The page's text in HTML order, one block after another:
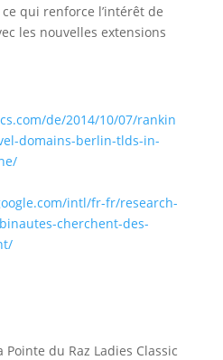
qui renforce l’intérêt de
les nouvelles extensions
de/2014/10/07/rankin
domains-berlin-tlds-in-
intl/fr-fr/research-
cherchent-des-
du Raz Ladies Classic